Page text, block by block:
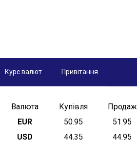
Курс валют Привітання
Валюта Купівля
Продаж
EUR
50.95
51.95
USD
44.35 44.95